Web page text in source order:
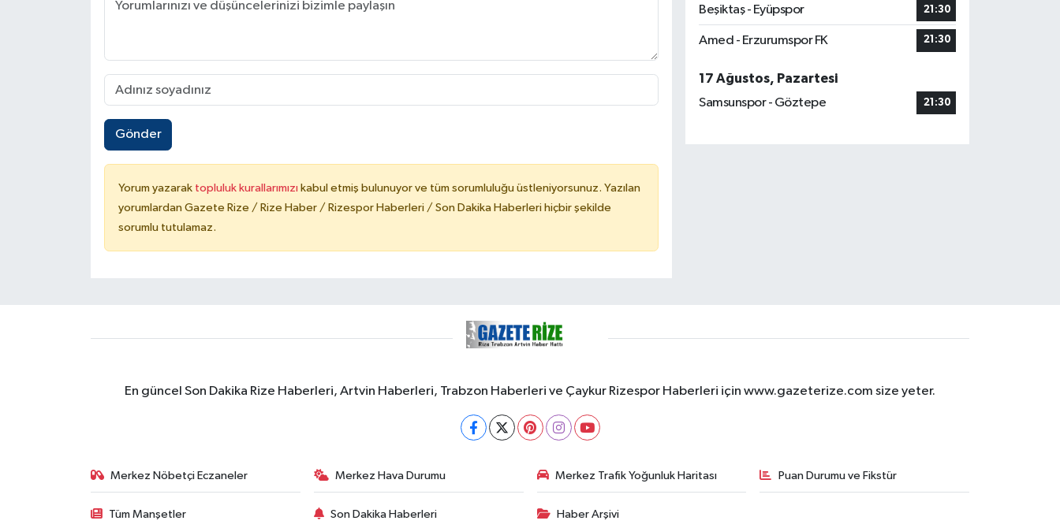
Gönder
Yorum yazarak topluluk kurallarımızı kabul etmiş bulunuyor ve tüm sorumluluğu üstleniyorsunuz. Yazılan
yorumlardan Gazete Rize / Rize Haber / Rizespor Haberleri / Son Dakika Haberleri hiçbir şekilde
sorumlu tutulamaz.
Beşiktaş - Eyüpspor 21:30
Amed - Erzurumspor FK 21:30
17 Ağustos, Pazartesi
Samsunspor - Göztepe
21:30
En güncel Son Dakika Rize Haberleri, Artvin Haberleri, Trabzon Haberleri ve Çaykur Rizespor Haberleri için www.gazeterize.com size yeter.
Merkez Nöbetçi Eczaneler Merkez Hava Durumu Merkez Trafik Yoğunluk Haritası Puan Durumu ve Fikstür
Tüm Manşetler Son Dakika Haberleri Haber Arşivi